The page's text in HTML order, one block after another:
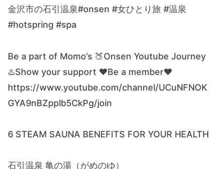
金沢市の石引温泉#onsen #女ひとり旅 #温泉
#hotspring #spa
Be a part of Momo’s 🍑Onsen Youtube Journey
♨️Show your support ♥️Be a member♥️
https://www.youtube.com/channel/UCuNFNOK
GYA9nBZpplb5CkPg/join
6 STEAM SAUNA BENEFITS FOR YOUR HEALTH
石引温泉 亀の湯（がめのゆ）